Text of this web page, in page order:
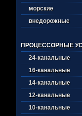
морские
внедорожные
ПРОЦЕССОРНЫЕ
24-канальные
16-канальные
14-канальные
12-канальные
10-канальные